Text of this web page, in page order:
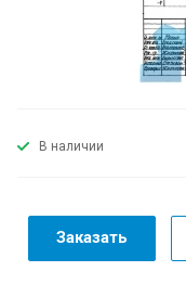
В наличии
Заказать